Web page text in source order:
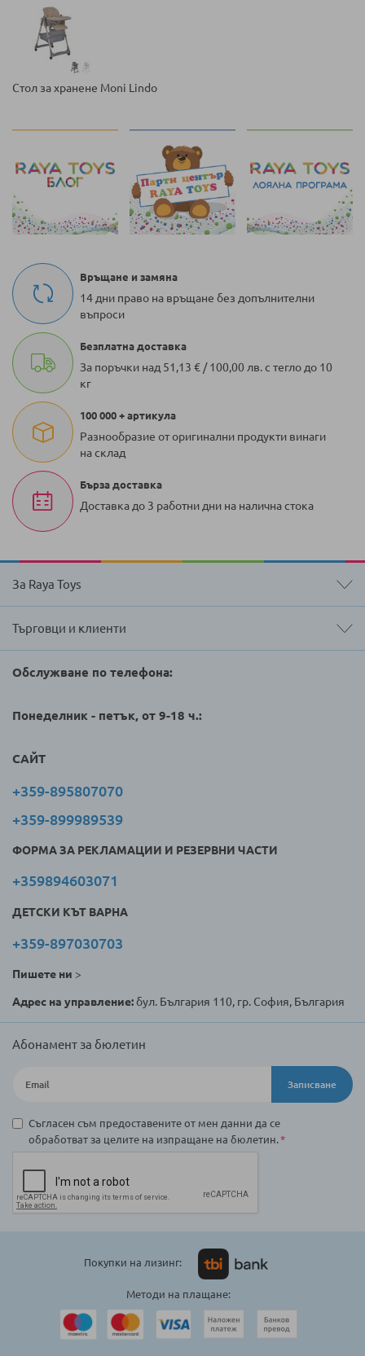
Стол за хранене Moni Lindo
Връщане и замяна
14 дни право на връщане без допълнителни
въпроси
Безплатна доставка
За поръчки над 51,13 € / 100,00 лв. с тегло до 10
кг
100 000 + артикула
Разнообразие от оригинални продукти винаги
на склад
Бърза доставка
Доставка до 3 работни дни на налична стока
За Raya Toys
Търговци и клиенти
Обслужване по телефона:
Понеделник - петък, от 9-18 ч.:
САЙТ
+359-895807070
+359-899989539
ФОРМА ЗА РЕКЛАМАЦИИ И РЕЗЕРВНИ ЧАСТИ
+359894603071
ДЕТСКИ КЪТ ВАРНА
+359-897030703
Пишете ни >
Адрес на управление:бул. България 110, гр. София, България
Абонамент за бюлетин
Записване
Съгласен съм предоставените от мен данни да се
обработват за целите на изпращане на бюлетин.
Покупки на лизинг:
Методи на плащане: